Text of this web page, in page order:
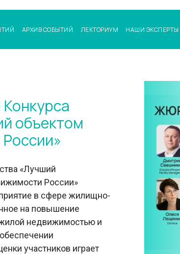
НАШИ ЭКСПЕРТЫ
ЛЕКТОРИУМ
АРХИВ СОБЫТИЙ
объектом
«Лучший
России»
в сфере жилищно-
на повышение
недвижимостью и
участников играет